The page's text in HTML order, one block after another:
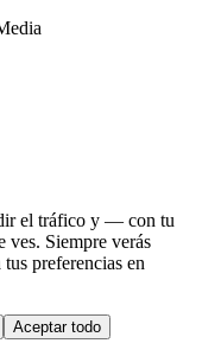
el tráfico y — con tu
Siempre verás
preferencias en
Aceptar todo